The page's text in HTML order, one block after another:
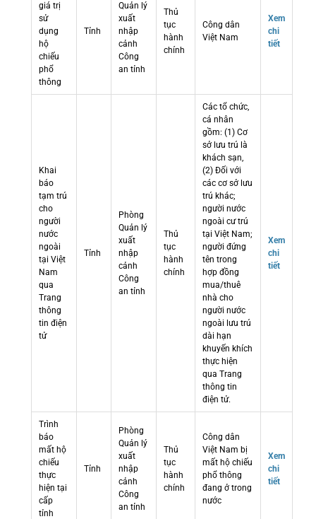
giá trị
sử
dụng
hộ
chiếu
phổ
thông
Tỉnh
Quản lý
xuất
nhập
cảnh
Công
an tỉnh
Thủ
tục
hành
chính
Công dân
Việt Nam
Xem
chi
tiết
Khai
báo
tạm trú
cho
người
nước
ngoài
tại Việt
Nam
qua
Trang
thông
tin điện
tử
Tỉnh
Phòng
Quản lý
xuất
nhập
cảnh
Công
an tỉnh
Thủ
tục
hành
chính
Các tổ chức,
cá nhân
gồm: (1) Cơ
sở lưu trú là
khách sạn,
(2) Đối với
các cơ sở lưu
trú khác;
người nước
ngoài cư trú
tại Việt Nam;
người đứng
tên trong
hợp đồng
mua/thuê
nhà cho
người nước
ngoài lưu trú
dài hạn
khuyến khích
thực hiện
qua Trang
thông tin
điện tử.
Xem
chi
tiết
Trình
báo
mất hộ
chiếu
thực
hiện tại
cấp
tỉnh
Tỉnh
Phòng
Quản lý
xuất
nhập
cảnh
Công
an tỉnh
Thủ
tục
hành
chính
Công dân
Việt Nam bị
mất hộ chiếu
phổ thông
đang ở trong
nước
Xem
chi
tiết